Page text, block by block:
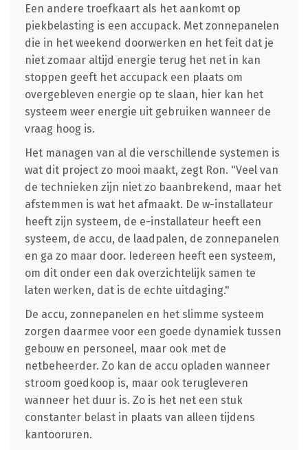
Een andere troefkaart als het aankomt op
piekbelasting is een accupack. Met zonnepanelen
die in het weekend doorwerken en het feit dat je
niet zomaar altijd energie terug het net in kan
stoppen geeft het accupack een plaats om
overgebleven energie op te slaan, hier kan het
systeem weer energie uit gebruiken wanneer de
vraag hoog is.
Het managen van al die verschillende systemen is
wat dit project zo mooi maakt, zegt Ron. "Veel van
de technieken zijn niet zo baanbrekend, maar het
afstemmen is wat het afmaakt. De w-installateur
heeft zijn systeem, de e-installateur heeft een
systeem, de accu, de laadpalen, de zonnepanelen
en ga zo maar door. Iedereen heeft een systeem,
om dit onder een dak overzichtelijk samen te
laten werken, dat is de echte uitdaging."
De accu, zonnepanelen en het slimme systeem
zorgen daarmee voor een goede dynamiek tussen
gebouw en personeel, maar ook met de
netbeheerder. Zo kan de accu opladen wanneer
stroom goedkoop is, maar ook terugleveren
wanneer het duur is. Zo is het net een stuk
constanter belast in plaats van alleen tijdens
kantooruren.